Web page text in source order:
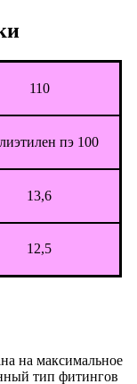
110
пэ 100
13,6
12,5
на максимальное
тип фитингов